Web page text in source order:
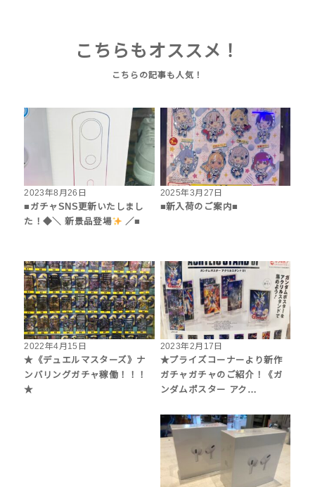
こちらもオススメ！
2023年8月26日
■ガチャSNS更新いたしまし
た！◆＼ 新景品登場
／■
2025年3月27日
■新入荷のご案内■
2022年4月15日
★《デュエルマスターズ》ナ
ンバリングガチャ稼働！！！
★
2023年2月17日
★プライズコーナーより新作
ガチャガチャのご紹介！《ガ
ンダムポスター アク…